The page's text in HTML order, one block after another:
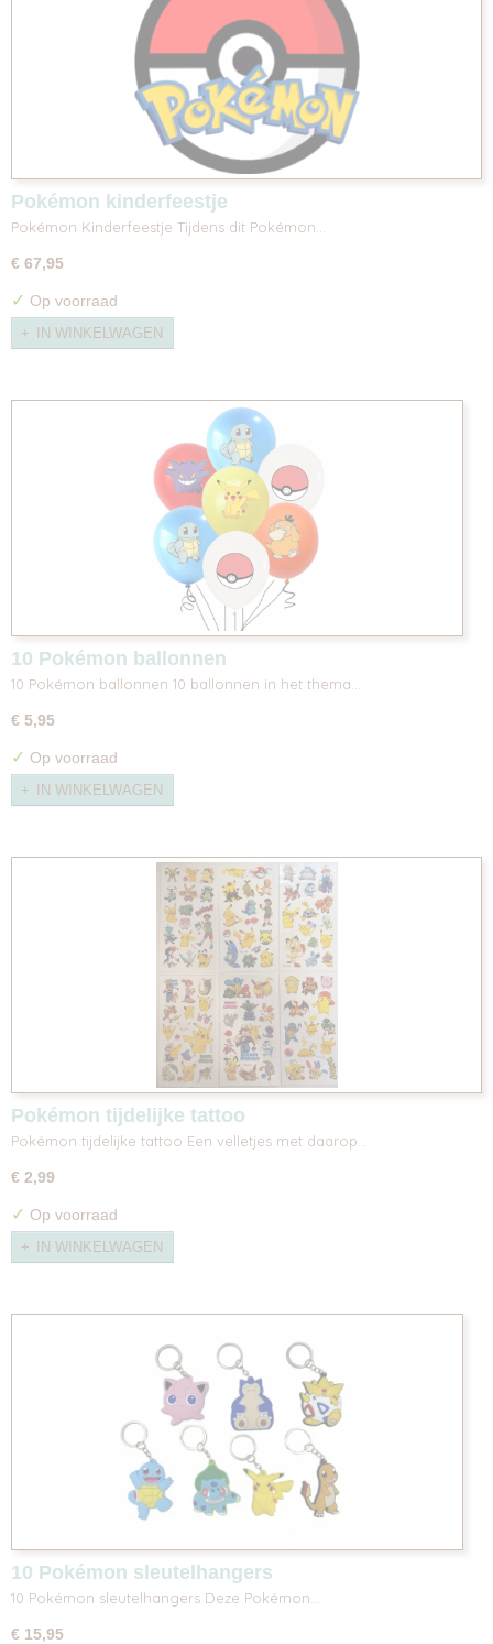
Pokémon kinderfeestje
Pokémon Kinderfeestje Tijdens dit Pokémon…
€ 67,95
✓ Op voorraad
IN WINKELWAGEN
10 Pokémon ballonnen
10 Pokémon ballonnen 10 ballonnen in het thema…
€ 5,95
✓ Op voorraad
IN WINKELWAGEN
Pokémon tijdelijke tattoo
Pokémon tijdelijke tattoo Een velletjes met daarop…
€ 2,99
✓ Op voorraad
IN WINKELWAGEN
10 Pokémon sleutelhangers
10 Pokémon sleutelhangers Deze Pokémon…
€ 15,95